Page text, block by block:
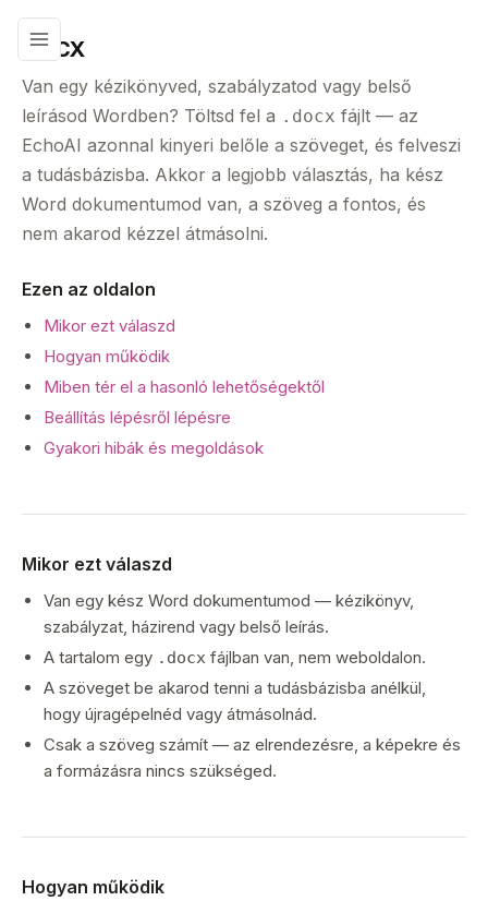
DOCX
Van egy kézikönyved, szabályzatod vagy belső
leírásod Wordben? Töltsd fel a .docx fájlt — az
EchoAI azonnal kinyeri belőle a szöveget, és felveszi
a tudásbázisba. Akkor a legjobb választás, ha kész
Word dokumentumod van, a szöveg a fontos, és
nem akarod kézzel átmásolni.
Ezen az oldalon
Mikor ezt válaszd
Hogyan működik
Miben tér el a hasonló lehetőségektől
Beállítás lépésről lépésre
Gyakori hibák és megoldások
Mikor ezt válaszd
Van egy kész Word dokumentumod — kézikönyv,
szabályzat, házirend vagy belső leírás.
A tartalom egy .docx fájlban van, nem weboldalon.
A szöveget be akarod tenni a tudásbázisba anélkül,
hogy újragépelnéd vagy átmásolnád.
Csak a szöveg számít — az elrendezésre, a képekre és
a formázásra nincs szükséged.
Hogyan működik